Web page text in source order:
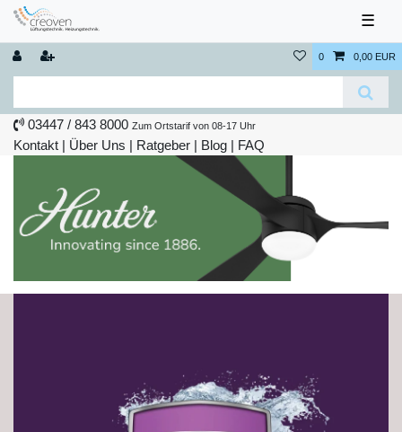
☰
0 0,00 EUR
03447 / 843 8000 Zum Ortstarif von 08-17 Uhr
Kontakt | Über Uns | Ratgeber | Blog | FAQ